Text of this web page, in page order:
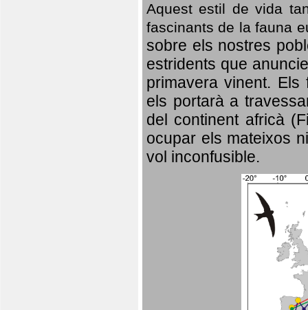
Aquest estil de vida
fascinants de la fauna
sobre els nostres
estridents que
primavera vinent. Els
els portarà a
del continent africà
ocupar els mateixos
vol inconfusible.